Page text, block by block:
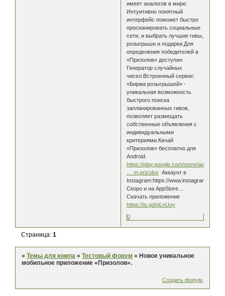
имеет аналогов в мире.
Интуитивно понятный
интерфейс поможет быстро
просканировать социальные
сети, и выбрать лучшие гивы,
розыгрыши и подарки.Для
определения победителей в
«Призолов» доступен
Генератор случайных
чисел.Встроенный сервис
«Биржа розыгрышей» -
уникальная возможность
быстрого поиска
запланированных гивов,
позволяет размещать
собственные объявления с
индивидуальными
критериями.Качай
«Призолов» бесплатно для
Android.
https://play.google.com/store/apps/deta
… m.prizolov Аккаунт в
Instagram:https://www.instagram.com/
Скоро и на AppStore…
Скачать приложение
https://is.gd/qLnUuy
0
Страница:1
»Темы для компа »Тестовый форум »Новое уникальное
мобильное приложение «Призолов».
Создать форум